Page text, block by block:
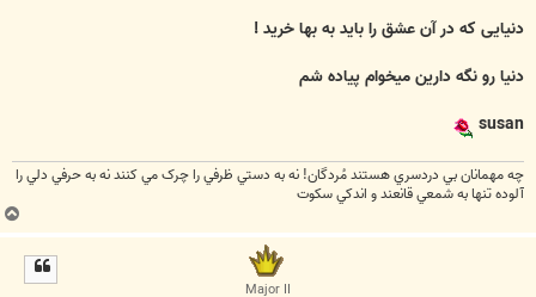
دنيايی که در آن عشق را بايد به بها خريد !
دنيا رو نگه دارين ميخوام پياده شم
susan
چه مهمانان بي دردسري هستند مُردگان! نه به دستي ظرفي را چرک مي کنند نه به حرفي دلي را
آلوده تنها به شمعي قانعند و اندکي سکوت
ب
ا
Major II